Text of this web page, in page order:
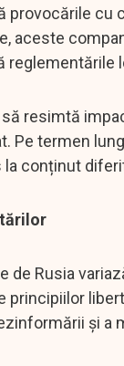
provocările
aceste
reglementările
resimtă
Pe termen
conținut
de Rusia
și a